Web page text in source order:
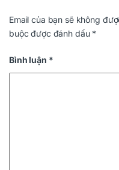
Email của bạn sẽ không
buộc được đánh dấu *
Bình luận *